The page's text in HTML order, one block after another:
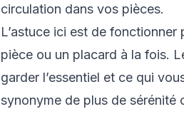
circulation dans vos pièces.
L’astuce ici est de
pièce ou un placard à la fois.
garder l’essentiel et ce qui
synonyme de plus de sérénité